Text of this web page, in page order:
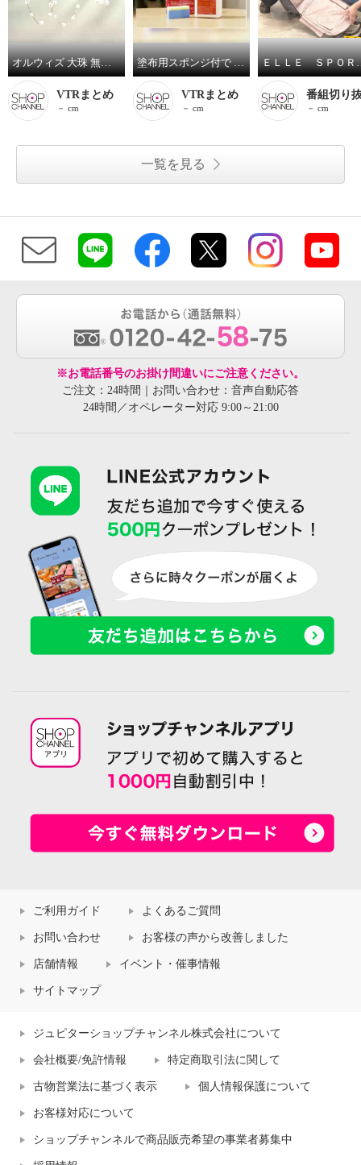
オルウィズ 大珠 無核淡水バロックパール ステーションネックレス／イヤリング／ピアス
VTRまとめ
－ cm
塗布用スポンジ付で サッと塗り伸ばし 乾かすだけ簡単！ 輝きが戻るフロアワックス シャイントップＱ１０ ＜１リットル＞
VTRまとめ
－ cm
ＥＬＬＥ ＳＰＯＲＴ は
番組切り
－ cm
一覧を見る
※お電話番号のお掛け間違いにご注意ください。
ご注文：24時間｜お問い合わせ：音声自動応答
24時間／オペレーター対応 9:00～21:00
ご利用ガイド よくあるご質問
お問い合わせ お客様の声から改善しました
店舗情報 イベント・催事情報
サイトマップ
ジュピターショップチャンネル株式会社について
会社概要/免許情報 特定商取引法に関して
古物営業法に基づく表示 個人情報保護について
お客様対応について
ショップチャンネルで商品販売希望の事業者募集中